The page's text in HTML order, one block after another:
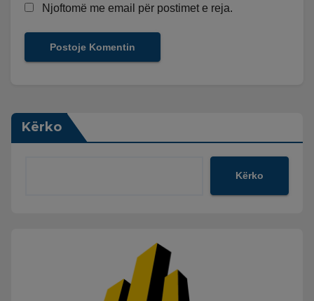
Njoftomë me email për postimet e reja.
Kërko
Kërko